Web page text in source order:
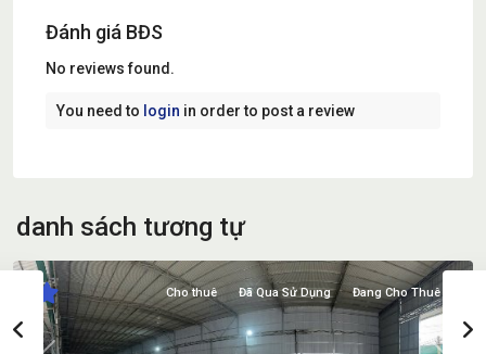
Đánh giá BĐS
No reviews found.
You need to login in order to post a review
danh sách tương tự
Cho thuê Đã Qua Sử Dụng Đang Cho Thuê